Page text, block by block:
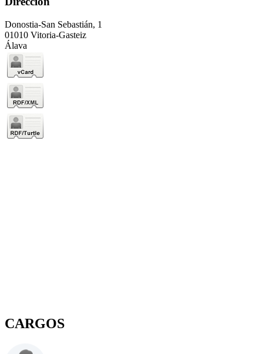
Donostia-San Sebastián, 1
01010 Vitoria-Gasteiz
Álava
CARGOS